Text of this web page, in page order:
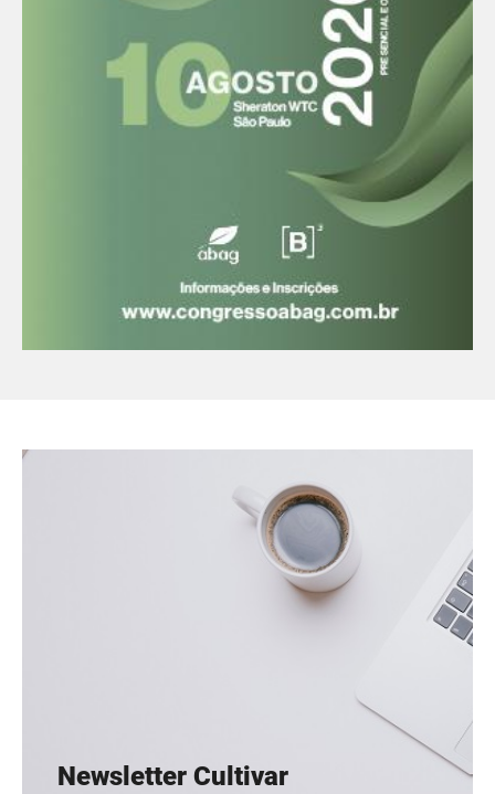
Newsletter Cultivar